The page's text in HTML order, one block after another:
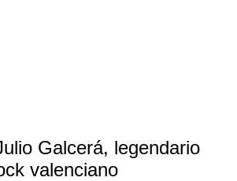
Galcerá, legendario
valenciano